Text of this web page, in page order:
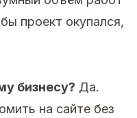
проект окупался,
бизнесу? Да.
на сайте без